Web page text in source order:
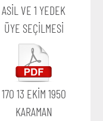
ASİL VE 1 YEDEK
ÜYE SEÇİLMESİ
170 13 EKİM 1950
KARAMAN